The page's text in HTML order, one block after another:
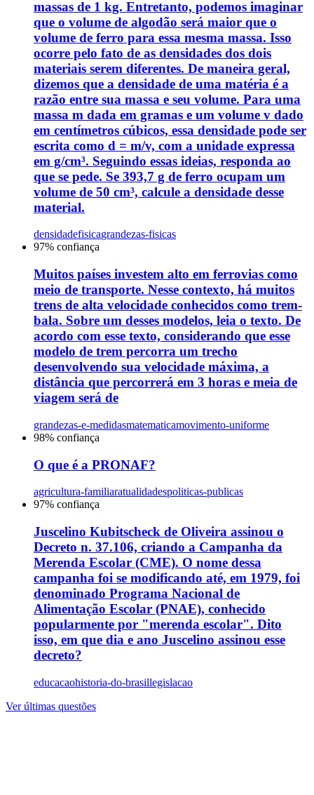
massas de 1 kg. Entretanto, podemos imaginar
que o volume de algodão será maior que o
volume de ferro para essa mesma massa. Isso
ocorre pelo fato de as densidades dos dois
materiais serem diferentes. De maneira geral,
dizemos que a densidade de uma matéria é a
razão entre sua massa e seu volume. Para uma
massa m dada em gramas e um volume v dado
em centímetros cúbicos, essa densidade pode ser
escrita como d = m/v, com a unidade expressa
em g/cm³. Seguindo essas ideias, responda ao
que se pede. Se 393,7 g de ferro ocupam um
volume de 50 cm³, calcule a densidade desse
material.
densidadefisicagrandezas-fisicas
97% confiança
Muitos países investem alto em ferrovias como
meio de transporte. Nesse contexto, há muitos
trens de alta velocidade conhecidos como trem-
bala. Sobre um desses modelos, leia o texto. De
acordo com esse texto, considerando que esse
modelo de trem percorra um trecho
desenvolvendo sua velocidade máxima, a
distância que percorrerá em 3 horas e meia de
viagem será de
grandezas-e-medidasmatematicamovimento-uniforme
98% confiança
O que é a PRONAF?
agricultura-familiaratualidadespoliticas-publicas
97% confiança
Juscelino Kubitscheck de Oliveira assinou o
Decreto n. 37.106, criando a Campanha da
Merenda Escolar (CME). O nome dessa
campanha foi se modificando até, em 1979, foi
denominado Programa Nacional de
Alimentação Escolar (PNAE), conhecido
popularmente por "merenda escolar". Dito
isso, em que dia e ano Juscelino assinou esse
decreto?
educacaohistoria-do-brasillegislacao
Ver últimas questões